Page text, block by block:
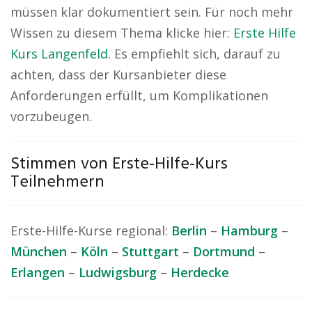
müssen klar dokumentiert sein. Für noch mehr
Wissen zu diesem Thema klicke hier: Erste Hilfe
Kurs Langenfeld. Es empfiehlt sich, darauf zu
achten, dass der Kursanbieter diese
Anforderungen erfüllt, um Komplikationen
vorzubeugen.
Stimmen von Erste-Hilfe-Kurs
Teilnehmern
Erste-Hilfe-Kurse regional: Berlin – Hamburg –
München – Köln – Stuttgart – Dortmund –
Erlangen – Ludwigsburg – Herdecke